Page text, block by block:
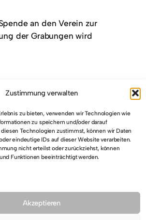
Zustimmung verwalten
zu bieten, verwenden wir Technologien wie
zu speichern und/oder darauf
Technologien zustimmst, können wir Daten
eindeutige IDs auf dieser Website verarbeiten.
nicht erteilst oder zurückziehst, können
Funktionen beeinträchtigt werden.
Akzeptieren
an den Verein zur
der Grabungen wird
Mitteilung